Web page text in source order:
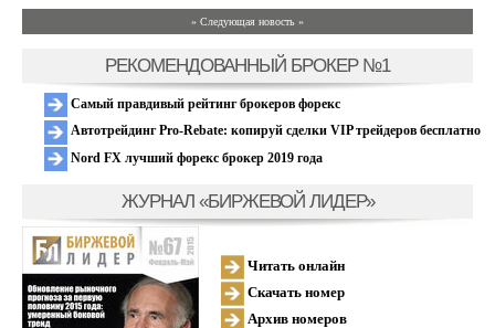
» Следующая новость »
РЕКОМЕНДОВАННЫЙ БРОКЕР №1
Самый правдивый рейтинг брокеров форекс
Автотрейдинг Pro-Rebate: копируй сделки VIP трейдеров бесплатно
Nord FX лучший форекс брокер 2019 года
ЖУРНАЛ «БИРЖЕВОЙ ЛИДЕР»
Читать онлайн
Скачать номер
Архив номеров